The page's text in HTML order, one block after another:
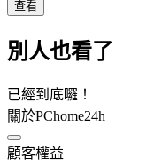
查看
別人也看了
已經到底囉！
關於PChome24h
顧客權益